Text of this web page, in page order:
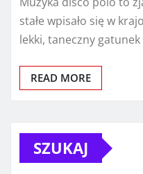
stałe wpisało się w
lekki, taneczny gatunek
READ MORE
SZUKAJ